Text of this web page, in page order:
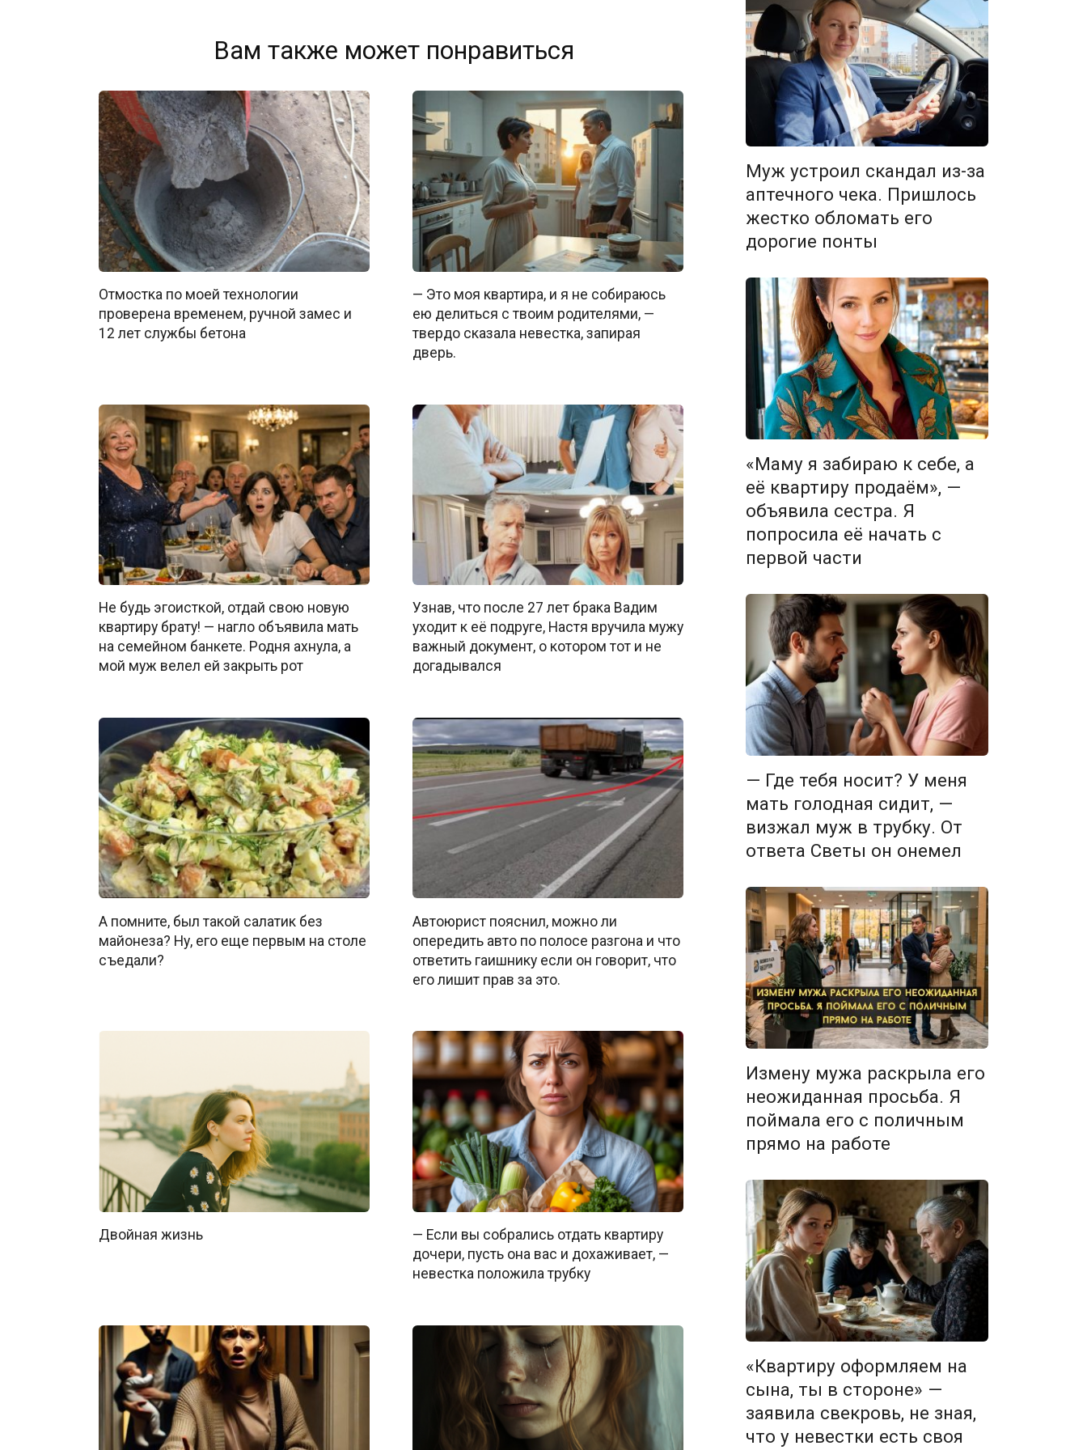
Вам также может понравиться
Отмостка по моей технологии
проверена временем, ручной замес и
12 лет службы бетона
— Это моя квартира, и я не собираюсь
ею делиться с твоим родителями, —
твердо сказала невестка, запирая
дверь.
Не будь эгоисткой, отдай свою новую
квартиру брату! — нагло объявила мать
на семейном банкете. Родня ахнула, а
мой муж велел ей закрыть рот
Узнав, что после 27 лет брака Вадим
уходит к её подруге, Настя вручила мужу
важный документ, о котором тот и не
догадывался
А помните, был такой салатик без
майонеза? Ну, его еще первым на столе
съедали?
Автоюрист пояснил, можно ли
опередить авто по полосе разгона и что
ответить гаишнику если он говорит, что
его лишит прав за это.
Двойная жизнь
— Если вы собрались отдать квартиру
дочери, пусть она вас и дохаживает, —
невестка положила трубку
Муж устроил скандал из-за
аптечного чека. Пришлось
жестко обломать его
дорогие понты
«Маму я забираю к себе, а
её квартиру продаём», —
объявила сестра. Я
попросила её начать с
первой части
— Где тебя носит? У меня
мать голодная сидит, —
визжал муж в трубку. От
ответа Светы он онемел
Измену мужа раскрыла его
неожиданная просьба. Я
поймала его с поличным
прямо на работе
«Квартиру оформляем на
сына, ты в стороне» —
заявила свекровь, не зная,
что у невестки есть своя